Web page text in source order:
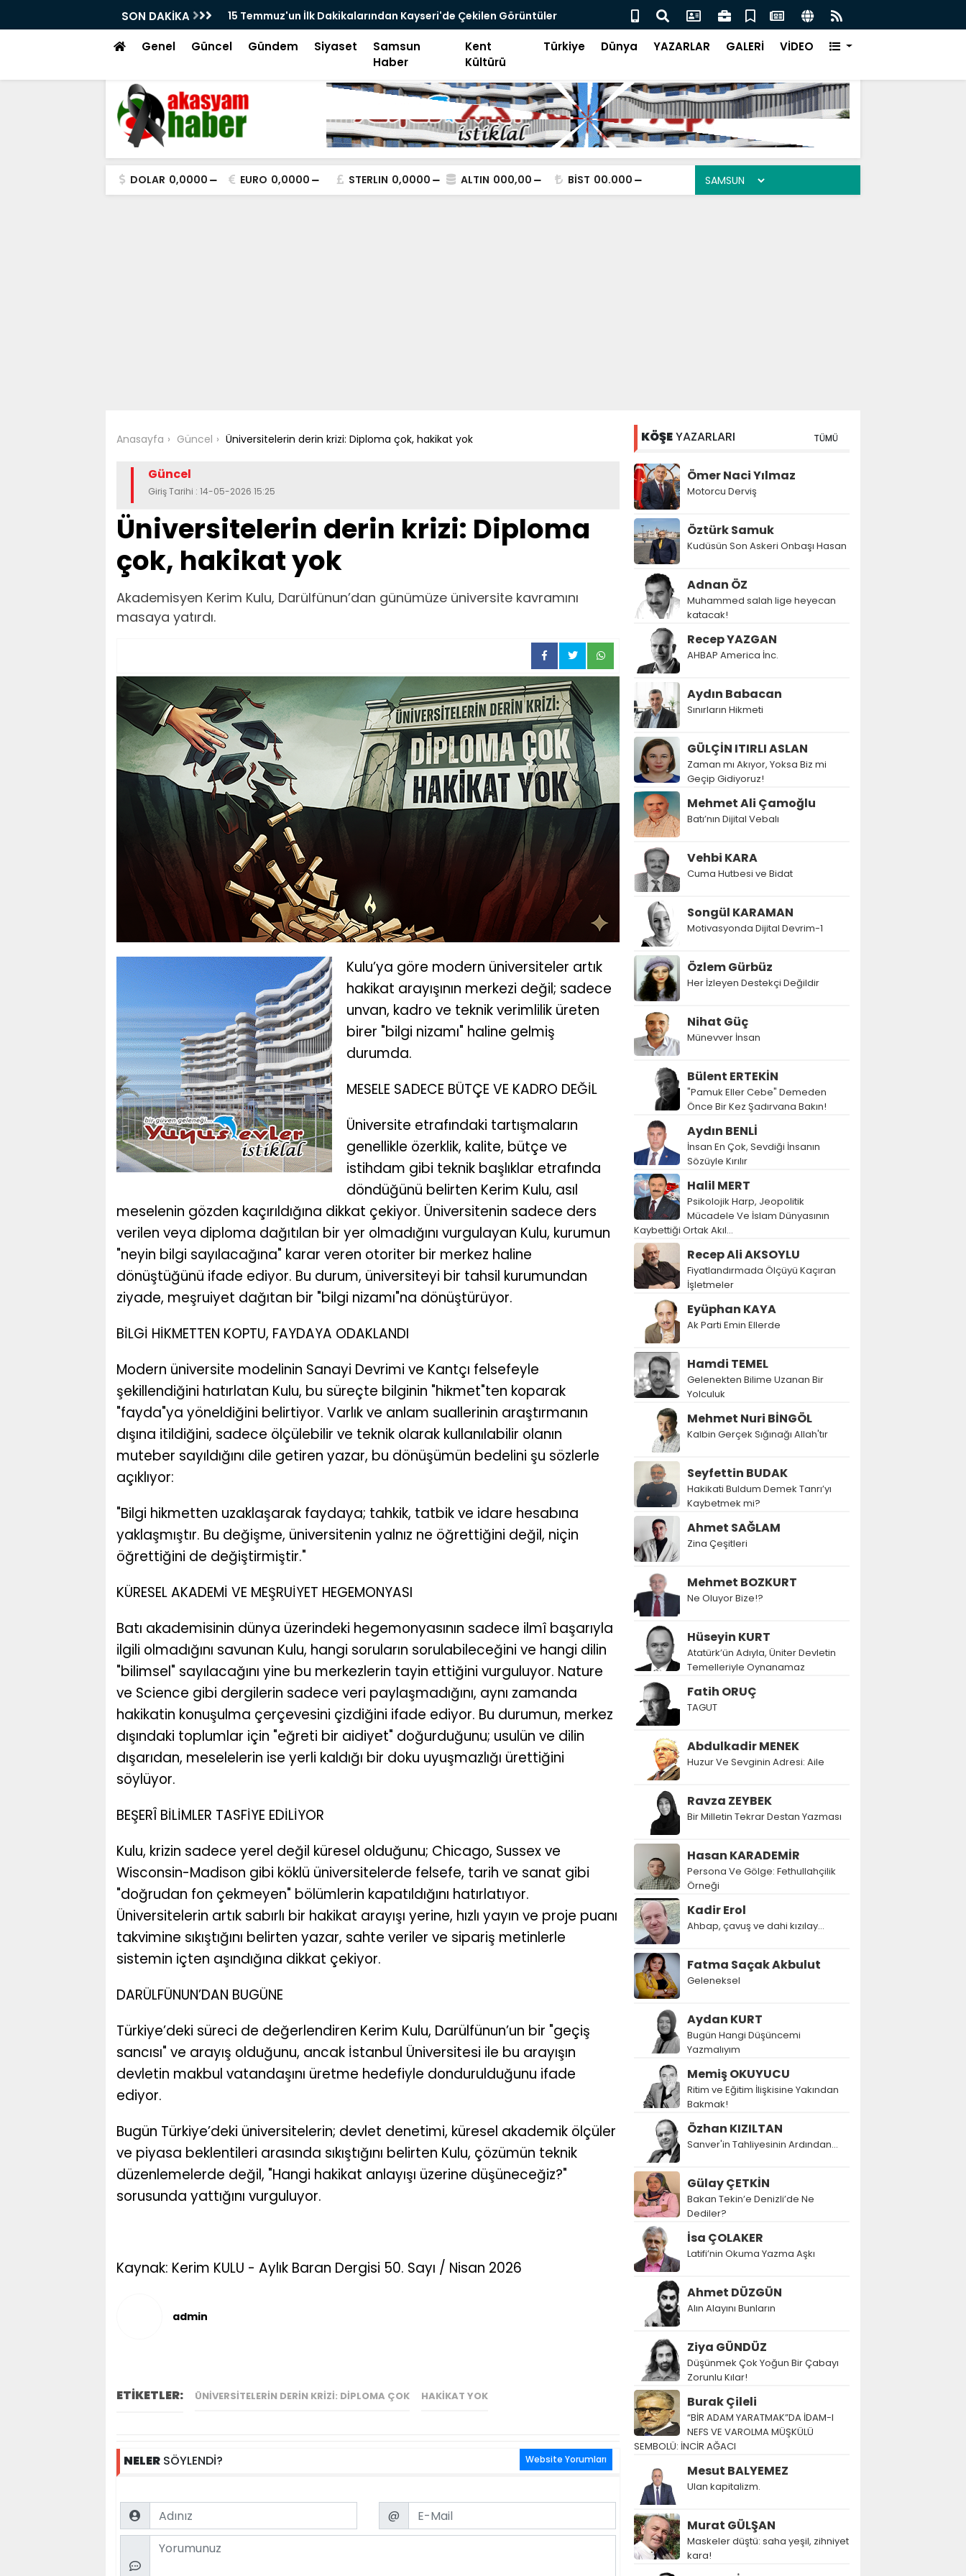
SON DAKİKA
Kayseri'de Çekilen Görüntüler
Meydandaki Çağrısı Kamerada
Beğeni Avcılığı, Ego Enflasyonu ve Çelişkiler Çağı İFAM'da Büyük İcazet Heyecanı
Genel Güncel Gündem Siyaset
Samsun
Haber
Kent
Kültürü
Türkiye Dünya YAZARLAR GALERİ VİDEO
DOLAR 0,0000 EURO 0,0000 STERLIN 0,0000 ALTIN 000,00 BİST 00.000
Anasayfa Güncel Üniversitelerin derin krizi: Diploma çok, hakikat yok
Güncel
Giriş Tarihi : 14-05-2026 15:25
Üniversitelerin derin krizi: Diploma
çok, hakikat yok
Akademisyen Kerim Kulu, Darülfünun’dan günümüze üniversite kavramını
masaya yatırdı.
Kulu’ya göre modern üniversiteler artık
hakikat arayışının merkezi değil; sadece
unvan, kadro ve teknik verimlilik üreten
birer "bilgi nizamı" haline gelmiş
durumda.
MESELE SADECE BÜTÇE VE KADRO DEĞİL
Üniversite etrafındaki tartışmaların
genellikle özerklik, kalite, bütçe ve
istihdam gibi teknik başlıklar etrafında
döndüğünü belirten Kerim Kulu, asıl
meselenin gözden kaçırıldığına dikkat çekiyor. Üniversitenin sadece ders
verilen veya diploma dağıtılan bir yer olmadığını vurgulayan Kulu, kurumun
"neyin bilgi sayılacağına" karar veren otoriter bir merkez haline
dönüştüğünü ifade ediyor. Bu durum, üniversiteyi bir tahsil kurumundan
ziyade, meşruiyet dağıtan bir "bilgi nizamı"na dönüştürüyor.
BİLGİ HİKMETTEN KOPTU, FAYDAYA ODAKLANDI
Modern üniversite modelinin Sanayi Devrimi ve Kantçı felsefeyle
şekillendiğini hatırlatan Kulu, bu süreçte bilginin "hikmet"ten koparak
"fayda"ya yöneldiğini belirtiyor. Varlık ve anlam suallerinin araştırmanın
dışına itildiğini, sadece ölçülebilir ve teknik olarak kullanılabilir olanın
muteber sayıldığını dile getiren yazar, bu dönüşümün bedelini şu sözlerle
açıklıyor:
"Bilgi hikmetten uzaklaşarak faydaya; tahkik, tatbik ve idare hesabına
yaklaşmıştır. Bu değişme, üniversitenin yalnız ne öğrettiğini değil, niçin
öğrettiğini de değiştirmiştir."
KÜRESEL AKADEMİ VE MEŞRUİYET HEGEMONYASI
Batı akademisinin dünya üzerindeki hegemonyasının sadece ilmî başarıyla
ilgili olmadığını savunan Kulu, hangi soruların sorulabileceğini ve hangi dilin
"bilimsel" sayılacağını yine bu merkezlerin tayin ettiğini vurguluyor. Nature
ve Science gibi dergilerin sadece veri paylaşmadığını, aynı zamanda
hakikatin konuşulma çerçevesini çizdiğini ifade ediyor. Bu durumun, merkez
dışındaki toplumlar için "eğreti bir aidiyet" doğurduğunu; usulün ve dilin
dışarıdan, meselelerin ise yerli kaldığı bir doku uyuşmazlığı ürettiğini
söylüyor.
BEŞERÎ BİLİMLER TASFİYE EDİLİYOR
Kulu, krizin sadece yerel değil küresel olduğunu; Chicago, Sussex ve
Wisconsin-Madison gibi köklü üniversitelerde felsefe, tarih ve sanat gibi
"doğrudan fon çekmeyen" bölümlerin kapatıldığını hatırlatıyor.
Üniversitelerin artık sabırlı bir hakikat arayışı yerine, hızlı yayın ve proje puanı
takvimine sıkıştığını belirten yazar, sahte veriler ve sipariş metinlerle
sistemin içten aşındığına dikkat çekiyor.
DARÜLFÜNUN’DAN BUGÜNE
Türkiye’deki süreci de değerlendiren Kerim Kulu, Darülfünun’un bir "geçiş
sancısı" ve arayış olduğunu, ancak İstanbul Üniversitesi ile bu arayışın
devletin makbul vatandaşını üretme hedefiyle dondurulduğunu ifade
ediyor.
Bugün Türkiye’deki üniversitelerin; devlet denetimi, küresel akademik ölçüler
ve piyasa beklentileri arasında sıkıştığını belirten Kulu, çözümün teknik
düzenlemelerde değil, "Hangi hakikat anlayışı üzerine düşüneceğiz?"
sorusunda yattığını vurguluyor.
Kaynak: Kerim KULU - Aylık Baran Dergisi 50. Sayı / Nisan 2026
admin
ETİKETLER: ÜNIVERSITELERIN DERIN KRIZI: DIPLOMA ÇOK HAKIKAT YOK
NELER SÖYLENDİ? Website Yorumları
Name Email
@
Comment
KÖŞEYAZARLARI TÜMÜ
Ömer Naci Yılmaz
Motorcu Derviş
Öztürk Samuk
Kudüsün Son Askeri Onbaşı Hasan
Adnan ÖZ
Muhammed salah lige heyecan
katacak!
Recep YAZGAN
AHBAP America İnc.
Aydın Babacan
Sınırların Hikmeti
GÜLÇİN ITIRLI ASLAN
Zaman mı Akıyor, Yoksa Biz mi
Geçip Gidiyoruz!
Mehmet Ali Çamoğlu
Batı’nın Dijital Vebalı
Vehbi KARA
Cuma Hutbesi ve Bidat
Songül KARAMAN
Motivasyonda Dijital Devrim-1
Özlem Gürbüz
Her İzleyen Destekçi Değildir
Nihat Güç
Münevver İnsan
Bülent ERTEKİN
"Pamuk Eller Cebe" Demeden
Önce Bir Kez Şadırvana Bakın!
Aydın BENLİ
İnsan En Çok, Sevdiği İnsanın
Sözüyle Kırılır
Halil MERT
Psikolojik Harp, Jeopolitik
Mücadele Ve İslam Dünyasının
Kaybettiği Ortak Akıl…
Recep Ali AKSOYLU
Fiyatlandırmada Ölçüyü Kaçıran
İşletmeler
Eyüphan KAYA
Ak Parti Emin Ellerde
Hamdi TEMEL
Gelenekten Bilime Uzanan Bir
Yolculuk
Mehmet Nuri BİNGÖL
Kalbin Gerçek Sığınağı Allah'tır
Seyfettin BUDAK
Hakikati Buldum Demek Tanrı’yı
Kaybetmek mi?
Ahmet SAĞLAM
Zina Çeşitleri
Mehmet BOZKURT
Ne Oluyor Bize!?
Hüseyin KURT
Atatürk’ün Adıyla, Üniter Devletin
Temelleriyle Oynanamaz
Fatih ORUÇ
TAGUT
Abdulkadir MENEK
Huzur Ve Sevginin Adresi: Aile
Ravza ZEYBEK
Bir Milletin Tekrar Destan Yazması
Hasan KARADEMİR
Persona Ve Gölge: Fethullahçilik
Örneği
Kadir Erol
Ahbap, çavuş ve dahi kızılay...
Fatma Saçak Akbulut
Geleneksel
Aydan KURT
Bugün Hangi Düşüncemi
Yazmalıyım
Memiş OKUYUCU
Ritim ve Eğitim İlişkisine Yakından
Bakmak!
Özhan KIZILTAN
Sanver'in Tahliyesinin Ardından…
Gülay ÇETKİN
Bakan Tekin’e Denizli’de Ne
Dediler?
İsa ÇOLAKER
Latifi’nin Okuma Yazma Aşkı
Ahmet DÜZGÜN
Alın Alayını Bunların
Ziya GÜNDÜZ
Düşünmek Çok Yoğun Bir Çabayı
Zorunlu Kılar!
Burak Çileli
“BİR ADAM YARATMAK”DA İDAM-I
NEFS VE VAROLMA MÜŞKÜLÜ
SEMBOLÜ: İNCİR AĞACI
Mesut BALYEMEZ
Ulan kapitalizm.
Murat GÜLŞAN
Maskeler düştü: saha yeşil, zihniyet
kara!